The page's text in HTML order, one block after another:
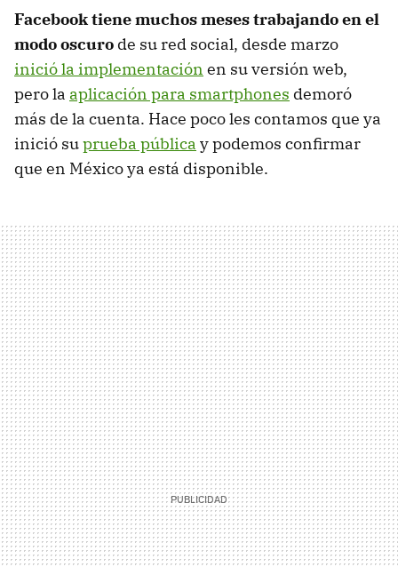
Facebook tiene muchos meses trabajando en el
modo oscuro de su red social, desde marzo
inició la implementación en su versión web,
pero la aplicación para smartphones demoró
más de la cuenta. Hace poco les contamos que ya
inició suprueba pública y podemos confirmar
que en México ya está disponible.